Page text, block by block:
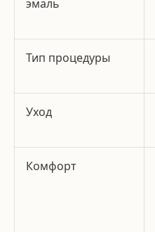
Тип процедуры
Уход
Комфорт